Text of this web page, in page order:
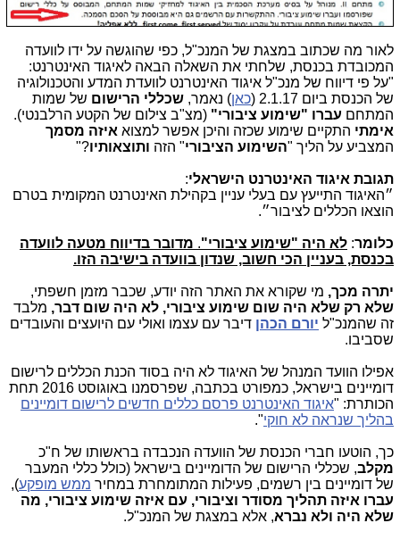
לאור מה שכתוב במצגת של המנכ"ל, כפי שהוגשה על ידו לוועדה
המכובדת בכנסת, שלחתי את השאלה הבאה לאיגוד האינטרנט:
"על פי דיווח של מנכ"ל איגוד האינטרנט לוועדת המדע והטכנולוגיה
של הכנסת ביום 2.1.17 (
כאן) נאמר, שכללי הרישום של שמות
המתחם עברו "שימוע ציבורי" (מצ"ב צילום של הקטע הרלבנטי).
אימתי התקיים שימוע שכזה והיכן אפשר למצוא איזה מסמך
המצביע על הליך "השימוע הציבורי" הזה ותוצאותיו?"
תגובת איגוד האינטרנט הישראלי:
״האיגוד התייעץ עם בעלי עניין בקהילת האינטרנט המקומית בטרם
הוצאו הכללים לציבור״.
כלומר: לא היה "שימוע ציבורי". מדובר בדיווח מטעה לוועדה
בכנסת, בעניין הכי חשוב, שנדון בוועדה בישיבה הזו.
יתרה מכך, מי שקורא את האתר הזה יודע, שכבר מזמן חשפתי,
שלא רק שלא היה שום שימוע ציבורי, לא היה שום דבר, מלבד
זה שהמנכ"ל יורם הכהן דיבר עם עצמו ואולי עם היועצים והעובדים
שסביבו.
אפילו הוועד המנהל של האיגוד לא היה בסוד הכנת הכללים לרישום
דומיינים בישראל, כמפורט בכתבה, שפרסמנו באוגוסט 2016 תחת
הכותרת: "איגוד האינטרנט פרסם כללים חדשים לרישום דומיינים
בהליך שנראה לא חוקי".
כך, הוטעו חברי הכנסת של הוועדה הנכבדה בראשותו של ח"כ
מקלב, שכללי הרישום של הדומיינים בישראל (כולל כללי המעבר
של דומיינים בין רשמים, פעילות המתומחרת במחיר ממש מופקע),
עברו איזה תהליך מסודר וציבורי, עם איזה שימוע ציבורי, מה
שלא היה ולא נברא, אלא במצגת של המנכ"ל.